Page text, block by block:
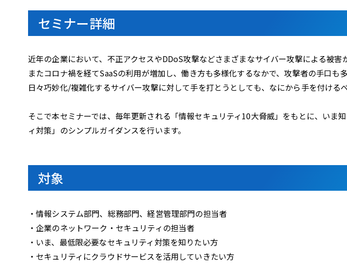
V
i
d
e
o
セミナー詳細
近年の企業において、不正アクセスやDDoS攻撃などさまざまなサイバー攻撃による被害
またコロナ禍を経てSaaSの利用が増加し、働き方も多様化するなかで、攻撃者の手口も多
日々巧妙化/複雑化するサイバー攻撃に対して手を打とうとしても、なにから手を付ける
そこで本セミナーでは、毎年更新される「情報セキュリティ10大脅威」をもとに、い
ィ対策」のシンプルガイダンスを行います。
対象
・情報システム部門、総務部門、経営管理部門の担当者
・企業のネットワーク・セキュリティの担当者
・いま、最低限必要なセキュリティ対策を知りたい方
・セキュリティにクラウドサービスを活用していきたい方